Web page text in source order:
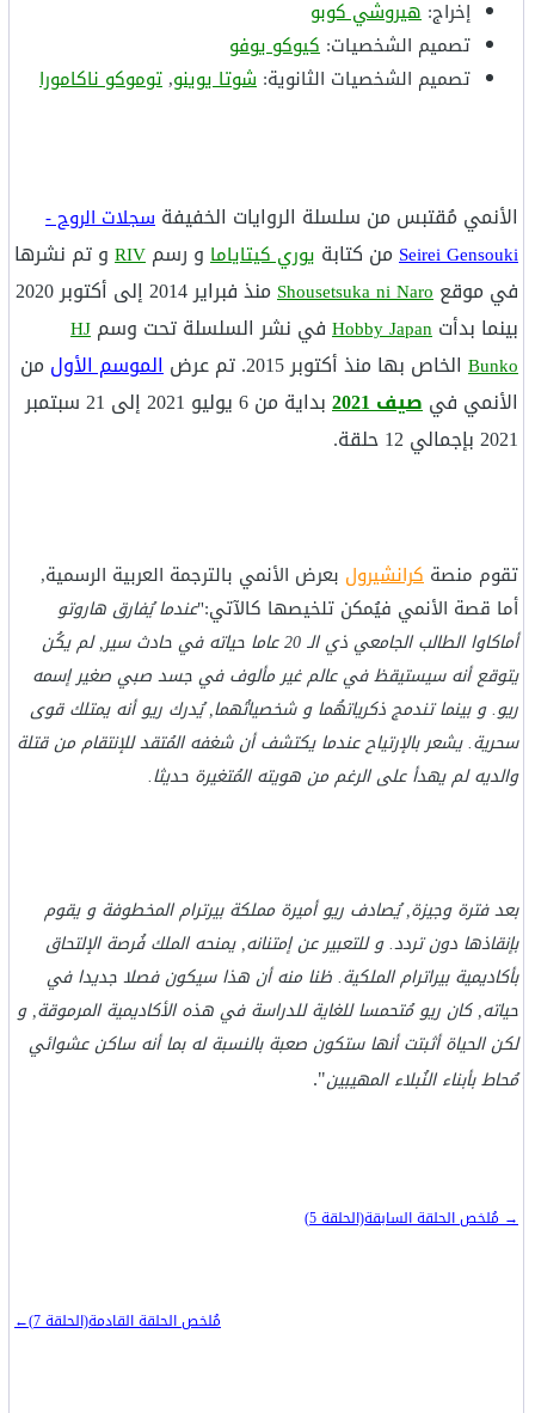
إخراج: هيروشي كوبو
تصميم الشخصيات: كيوكو يوفو
تصميم الشخصيات الثانوية: شوتا يوينو,توموكو ناكامورا
الأنمي مُقتبس من سلسلة الروايات الخفيفة سجلات الروح -
Seirei Gensouki من كتابة يوري كيتاياما و رسم RIV و تم نشرها
في موقع Shousetsuka ni Naro
منذ فبراير 2014 إلى أكتوبر 2020
بينما بدأت Hobby Japan في نشر السلسلة تحت وسم HJ
Bunko الخاص بها منذ أكتوبر 2015. تم عرض الموسم الأول من
الأنمي فيصيف 2021
بداية من 6 يوليو 2021 إلى 21 سبتمبر
2021 بإجمالي 12 حلقة.
تقوم منصة كرانشيرول بعرض الأنمي بالترجمة العربية الرسمية,
أما قصة الأنمي فيُمكن تلخيصها كالآتي:"عندما يُفارق هاروتو
أماكاوا الطالب الجامعي ذي الـ 20 عاما حياته في حادث سير, لم يكُن
يتوقع أنه سيستيقظ في عالم غير مألوف في جسد صبي صغير إسمه
ريو. و بينما تندمج ذكرياتهُما و شخصياتُهما, يُدرك ريو أنه يمتلك قوى
سحرية. يشعر بالإرتياح عندما يكتشف أن شغفه المُتقد للإنتقام من قتلة
والديه لم يهدأ على الرغم من هويته المُتغيرة حديثا.
بعد فترة وجيزة, يُصادف ريو أميرة مملكة بيرترام المخطوفة و يقوم
بإنقاذها دون تردد. و للتعبير عن إمتنانه, يمنحه الملك فُرصة الإلتحاق
بأكاديمية بيراترام الملكية. ظنا منه أن هذا سيكون فصلا جديدا في
حياته, كان ريو مُتحمسا للغاية للدراسة في هذه الأكاديمية المرموقة, و
لكن الحياة أثبتت أنها ستكون صعبة بالنسبة له بما أنه ساكن عشوائي
مُحاط بأبناء النُبلاء المهيبين".
→ مُلخص الحلقة السابقة(الحلقة 5)
مُلخص الحلقة القادمة(الحلقة 7)←